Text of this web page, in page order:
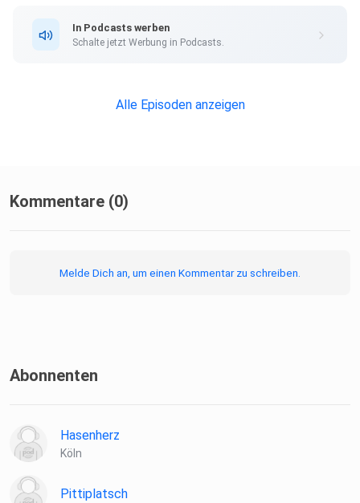
In Podcasts werben
Schalte jetzt Werbung in Podcasts.
Alle Episoden anzeigen
Kommentare (0)
Melde Dich an, um einen Kommentar zu schreiben.
Abonnenten
Hasenherz
Köln
Pittiplatsch